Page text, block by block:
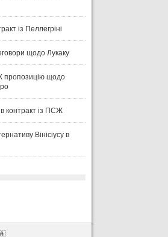
із Пеллегріні
щодо Лукаку
пропозицію щодо
контракт із ПСЖ
Вінісіусу в